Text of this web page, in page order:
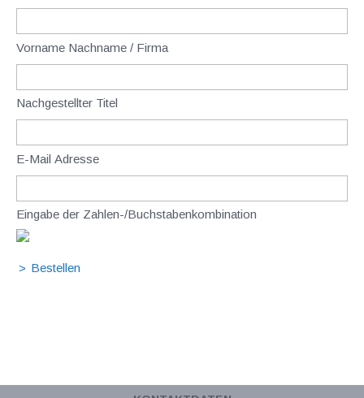
Vorname Nachname / Firma
Nachgestellter Titel
E-Mail Adresse
Eingabe der Zahlen-/Buchstabenkombination